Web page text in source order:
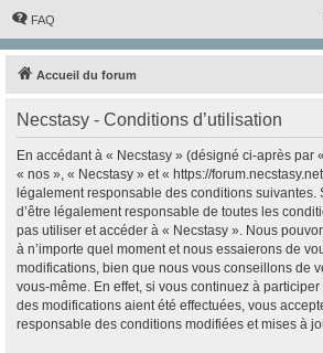
FAQ
Accueil du forum
Necstasy - Conditions d’utilisation
En accédant à « Necstasy » (désigné ci-après par
« nos », « Necstasy » et « https://
légalement responsable des conditions suivantes.
d’être légalement responsable de toutes les
pas utiliser et accéder à « Necstasy ». Nous
à n’importe quel moment et nous essaierons de
modifications, bien que nous vous conseillons de
vous-même. En effet, si vous continuez à
des modifications aient été effectuées, vous
responsable des conditions modifiées et mises à